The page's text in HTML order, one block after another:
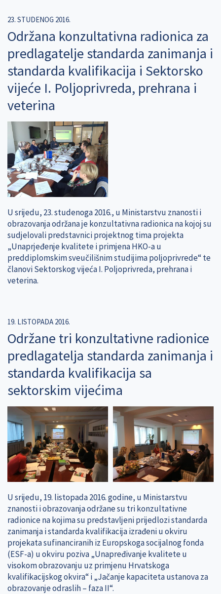
23. STUDENOG 2016.
Održana konzultativna radionica za
predlagatelje standarda zanimanja i
standarda kvalifikacija i Sektorsko
vijeće I. Poljoprivreda, prehrana i
veterina
U srijedu, 23. studenoga 2016., u Ministarstvu znanosti i
obrazovanja održana je konzultativna radionica na kojoj su
sudjelovali predstavnici projektnog tima projekta
„Unaprjeđenje kvalitete i primjena HKO-a u
preddiplomskim sveučilišnim studijima poljoprivrede“ te
članovi Sektorskog vijeća I. Poljoprivreda, prehrana i
veterina.
19. LISTOPADA 2016.
Održane tri konzultativne radionice
predlagatelja standarda zanimanja i
standarda kvalifikacija sa
sektorskim vijećima
U srijedu, 19. listopada 2016. godine, u Ministarstvu
znanosti i obrazovanja održane su tri konzultativne
radionice na kojima su predstavljeni prijedlozi standarda
zanimanja i standarda kvalifikacija izrađeni u okviru
projekata sufinanciranih iz Europskoga socijalnog fonda
(ESF-a) u okviru poziva „Unapređivanje kvalitete u
visokom obrazovanju uz primjenu Hrvatskoga
kvalifikacijskog okvira“ i „Jačanje kapaciteta ustanova za
obrazovanje odraslih – faza II“.